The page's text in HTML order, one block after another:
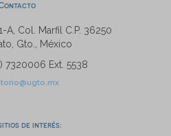
A, Col. Marfil C.P. 36250
Gto., México
7320006 Ext. 5538
de interés: